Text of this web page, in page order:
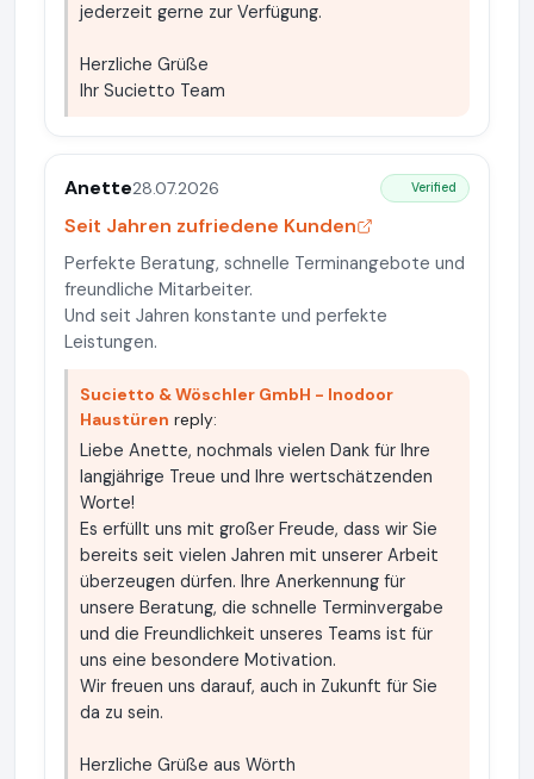
jederzeit gerne zur Verfügung.
Herzliche Grüße
Ihr Sucietto Team
Anette28.07.2026 Verified
Seit Jahren zufriedene Kunden
Perfekte Beratung, schnelle Terminangebote und
freundliche Mitarbeiter.
Und seit Jahren konstante und perfekte
Leistungen.
Sucietto & Wöschler GmbH - Inodoor
Haustüren reply:
Liebe Anette, nochmals vielen Dank für Ihre
langjährige Treue und Ihre wertschätzenden
Worte!
Es erfüllt uns mit großer Freude, dass wir Sie
bereits seit vielen Jahren mit unserer Arbeit
überzeugen dürfen. Ihre Anerkennung für
unsere Beratung, die schnelle Terminvergabe
und die Freundlichkeit unseres Teams ist für
uns eine besondere Motivation.
Wir freuen uns darauf, auch in Zukunft für Sie
da zu sein.
Herzliche Grüße aus Wörth